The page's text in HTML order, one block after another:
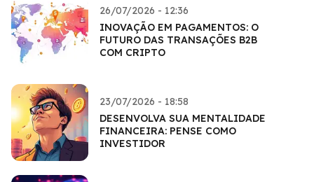
26/07/2026 - 12:36
INOVAÇÃO EM PAGAMENTOS: O
FUTURO DAS TRANSAÇÕES B2B
COM CRIPTO
23/07/2026 - 18:58
DESENVOLVA SUA MENTALIDADE
FINANCEIRA: PENSE COMO
INVESTIDOR